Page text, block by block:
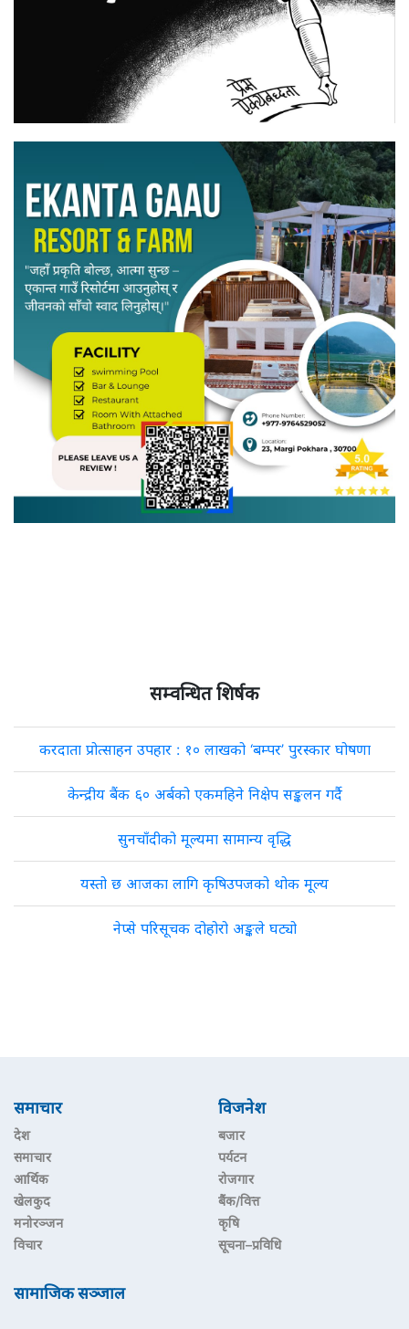
सम्वन्धित शिर्षक
करदाता प्रोत्साहन उपहार : १० लाखको ‘बम्पर’ पुरस्कार घोषणा
केन्द्रीय बैंक ६० अर्बको एकमहिने निक्षेप सङ्कलन गर्दै
सुनचाँदीको मूल्यमा सामान्य वृद्धि
यस्तो छ आजका लागि कृषिउपजको थोक मूल्य
नेप्से परिसूचक दोहोरो अङ्कले घट्यो
समाचार
देश
समाचार
आर्थिक
खेलकुद
मनोरञ्जन
विचार
विजनेश
बजार
पर्यटन
रोजगार
बैंक/वित्त
कृषि
सूचना–प्रविधि
सामाजिक सञ्जाल